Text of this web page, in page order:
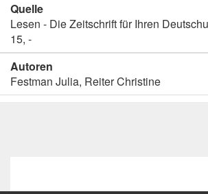
Quelle
Lesen - Die Zeitschrift für Ihren
15, -
Autoren
Festman Julia, Reiter Christine